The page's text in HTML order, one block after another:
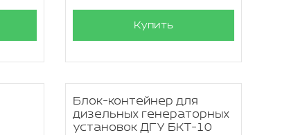
Купить
Блок-контейнер для
дизельных генераторных
установок ДГУ БКТ-10